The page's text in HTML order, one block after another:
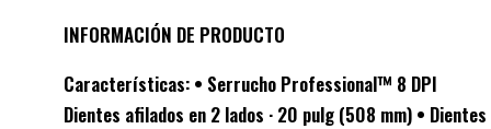
INFORMACIÓN DE PRODUCTO
Características: • Serrucho Professional™ 8 DPI
Dientes afilados en 2 lados · 20 pulg (508 mm) • Dientes